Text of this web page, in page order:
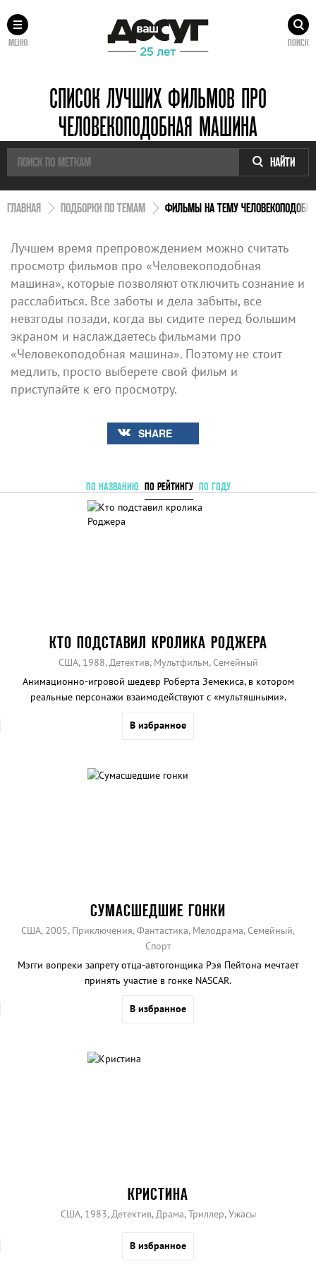
МЕНЮ ПОИСК
СПИСОК ЛУЧШИХ ФИЛЬМОВ ПРО
ЧЕЛОВЕКОПОДОБНАЯ МАШИНА
НАЙТИ
ГЛАВНАЯ ПОДБОРКИ ПО ТЕМАМ ФИЛЬМЫ НА ТЕМУ
Лучшем время препровождением можно считать
просмотр фильмов про «Человекоподобная
машина», которые позволяют отключить сознание и
расслабиться. Все заботы и дела забыты, все
невзгоды позади, когда вы сидите перед большим
экраном и наслаждаетесь фильмами про
«Человекоподобная машина». Поэтому не стоит
медлить, просто выберете свой фильм и
приступайте к его просмотру.
SHARE
ПО НАЗВАНИЮ ПО РЕЙТИНГУ ПО ГОДУ
КТО ПОДСТАВИЛ КРОЛИКА РОДЖЕРА
США, 1988, Детектив, Мультфильм, Семейный
Анимационно-игровой шедевр Роберта Земекиса, в котором
реальные персонажи взаимодействуют с «мультяшными».
В избранное
СУМАСШЕДШИЕ ГОНКИ
США, 2005, Приключения, Фантастика, Мелодрама, Семейный,
Спорт
Мэгги вопреки запрету отца-автогонщика Рэя Пейтона мечтает
принять участие в гонке NASCAR.
В избранное
КРИСТИНА
США, 1983, Детектив, Драма, Триллер, Ужасы
В избранное